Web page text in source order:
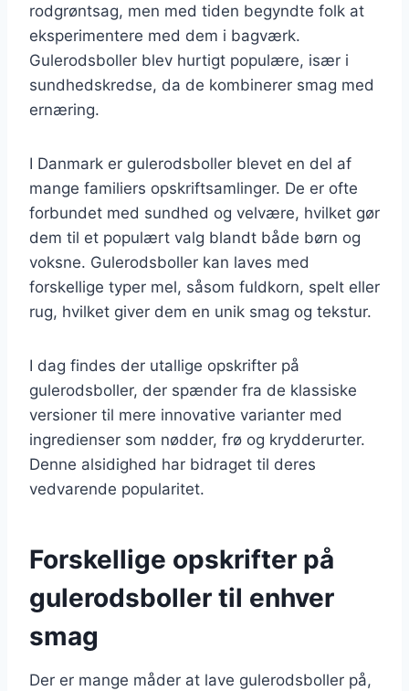
rodgrøntsag, men med tiden begyndte folk at
eksperimentere med dem i bagværk.
Gulerodsboller blev hurtigt populære, især i
sundhedskredse, da de kombinerer smag med
ernæring.
I Danmark er gulerodsboller blevet en del af
mange familiers opskriftsamlinger. De er ofte
forbundet med sundhed og velvære, hvilket gør
dem til et populært valg blandt både børn og
voksne. Gulerodsboller kan laves med
forskellige typer mel, såsom fuldkorn, spelt eller
rug, hvilket giver dem en unik smag og tekstur.
I dag findes der utallige opskrifter på
gulerodsboller, der spænder fra de klassiske
versioner til mere innovative varianter med
ingredienser som nødder, frø og krydderurter.
Denne alsidighed har bidraget til deres
vedvarende popularitet.
Forskellige opskrifter på
gulerodsboller til enhver
smag
Der er mange måder at lave gulerodsboller på,